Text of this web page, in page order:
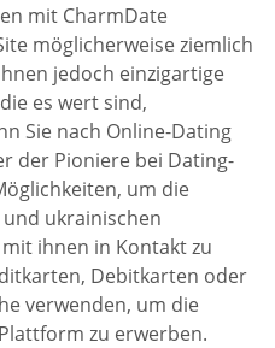
mit CharmDate
möglicherweise ziemlich
jedoch einzigartige
es wert sind,
Sie nach Online-Dating
der Pioniere bei Dating-
um die
ukrainischen
ihnen in Kontakt zu
Debitkarten oder
verwenden, um die
zu erwerben.